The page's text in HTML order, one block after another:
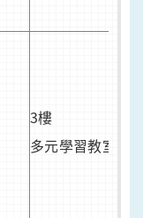
3樓
多元學習教室